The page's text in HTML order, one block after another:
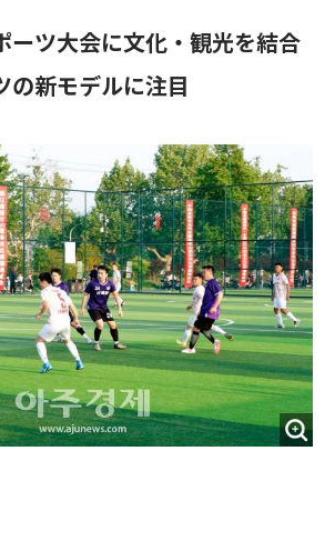
u
n
ーツ大会に文化・観光を結合
の新モデルに注目